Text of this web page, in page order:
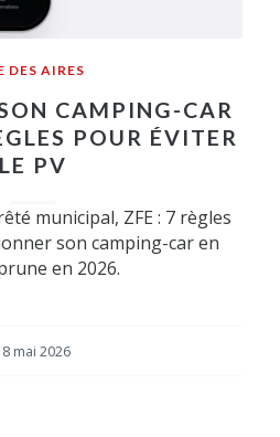
DES AIRES
CAMPING-CAR
POUR ÉVITER
LE PV
municipal, ZFE : 7 règles
son camping-car en
en 2026.
mai 2026